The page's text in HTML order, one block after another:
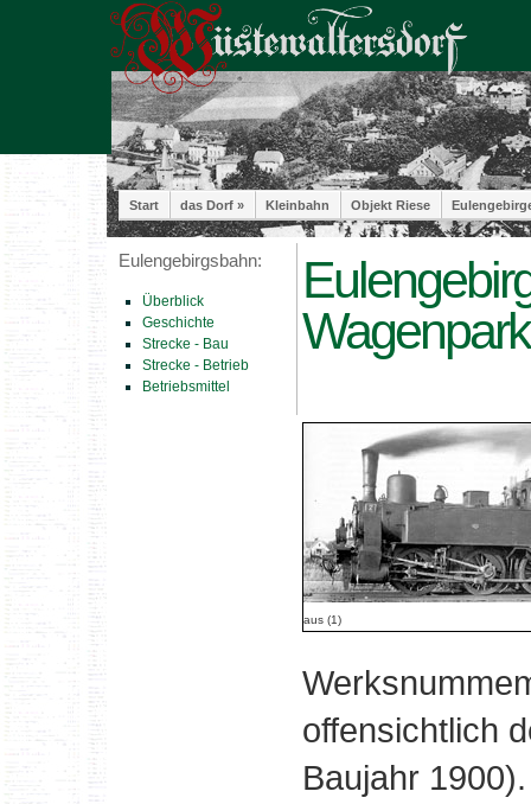
Start das Dorf » Kleinbahn Objekt Riese
Eulengebirgsbahn:
Überblick
Geschichte
Strecke - Bau
Strecke - Betrieb
Betriebsmittel
Wagenpark
aus (1)
offensichtlich
Baujahr